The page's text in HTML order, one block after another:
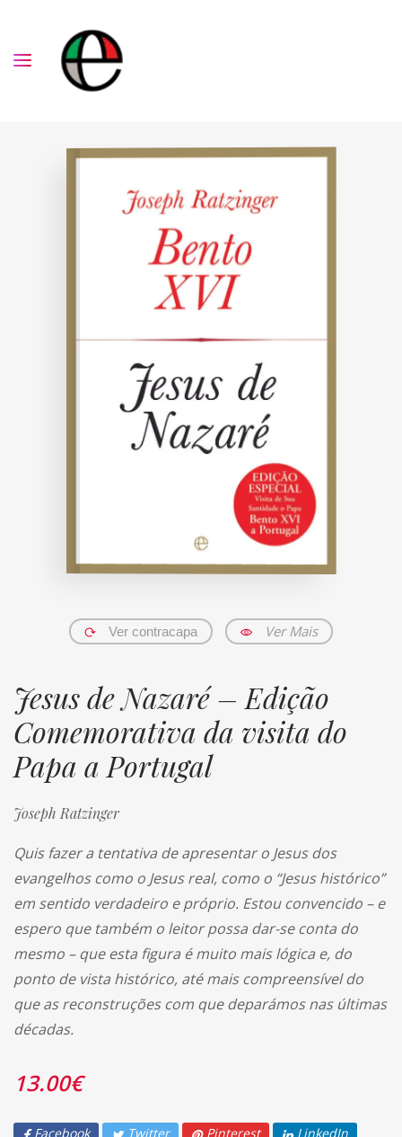
Ver contracapa Ver Mais
Jesus de Nazaré – Edição
Comemorativa da visita do
Papa a Portugal
Joseph Ratzinger
Quis fazer a tentativa de apresentar o Jesus dos
evangelhos como o Jesus real, como o “Jesus histórico”
em sentido verdadeiro e próprio. Estou convencido – e
espero que também o leitor possa dar-se conta do
mesmo – que esta figura é muito mais lógica e, do
ponto de vista histórico, até mais compreensível do
que as reconstruções com que deparámos nas últimas
décadas.
13.00€
Facebook Twitter Pinterest LinkedIn